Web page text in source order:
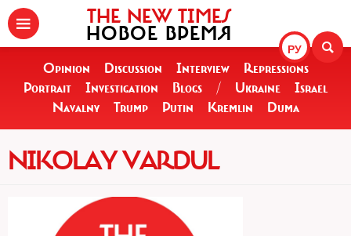
РУ
THE NEW TIMES
НОВОЕ ВРЕМЯ
Opinion Discussion Interview
Repressions
Portrait
Investigation Blogs / Ukraine
Israel
Navalny
Trump Putin Kremlin Duma
NIKOLAY VARDUL